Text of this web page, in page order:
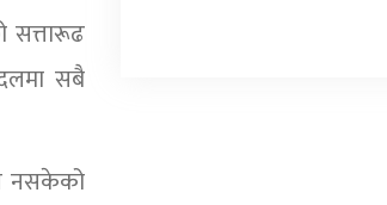
सत्तारूढ
सबै
नसकेको